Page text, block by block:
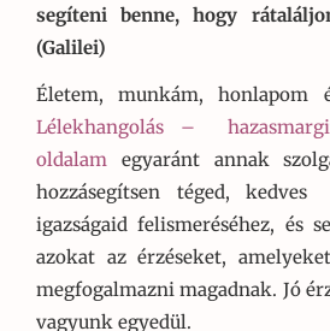
segíteni benne, hogy
(Galilei)
Életem, munkám,
Lélekhangolás –
oldalam egyaránt annak
hozzásegítsen téged,
igazságaid felismeréséhez, és
azokat az érzéseket,
megfogalmazni magadnak. Jó
vagyunk egyedül.